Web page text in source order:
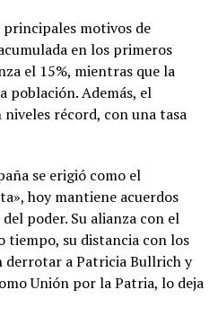
principales motivos de
en los primeros
el 15%, mientras que la
población. Además, el
récord, con una tasa
se erigió como el
hoy mantiene acuerdos
poder. Su alianza con el
tiempo, su distancia con los
derrotar a Patricia Bullrich y
Unión por la Patria, lo deja